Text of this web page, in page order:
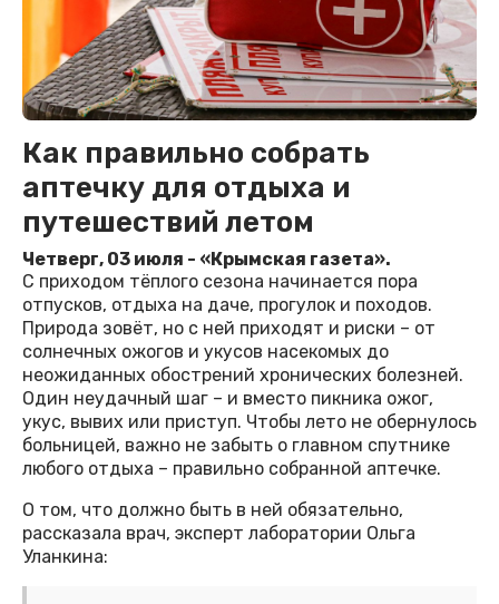
Как правильно собрать
аптечку для отдыха и
путешествий летом
Четверг, 03 июля - «Крымская газета».
С приходом тёплого сезона начинается пора
отпусков, отдыха на даче, прогулок и походов.
Природа зовёт, но с ней приходят и риски – от
солнечных ожогов и укусов насекомых до
неожиданных обострений хронических болезней.
Один не­удачный шаг – и вместо пикника ожог,
укус, вывих или приступ. Чтобы лето не обернулось
больницей, важно не забыть о главном спутнике
любого отдыха – правильно собранной аптечке.
О том, что должно быть в ней обязательно,
рассказала врач, эксперт лаборатории Ольга
Уланкина: